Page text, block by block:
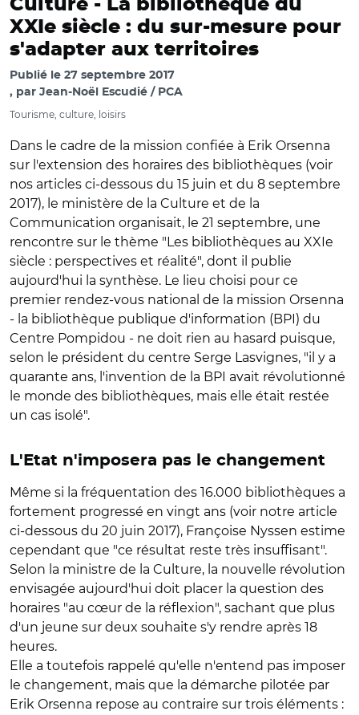
Culture - La bibliothèque du
XXIe siècle : du sur-mesure pour
s'adapter aux territoires
Publié le 27 septembre 2017
par Jean-Noël Escudié / PCA
Tourisme, culture, loisirs
Dans le cadre de la mission confiée à Erik Orsenna
sur l'extension des horaires des bibliothèques (voir
nos articles ci-dessous du 15 juin et du 8 septembre
2017), le ministère de la Culture et de la
Communication organisait, le 21 septembre, une
rencontre sur le thème "Les bibliothèques au XXIe
siècle : perspectives et réalité", dont il publie
aujourd'hui la synthèse. Le lieu choisi pour ce
premier rendez-vous national de la mission Orsenna
- la bibliothèque publique d'information (BPI) du
Centre Pompidou - ne doit rien au hasard puisque,
selon le président du centre Serge Lasvignes, "il y a
quarante ans, l'invention de la BPI avait révolutionné
le monde des bibliothèques, mais elle était restée
un cas isolé".
L'Etat n'imposera pas le changement
Même si la fréquentation des 16.000 bibliothèques a
fortement progressé en vingt ans (voir notre article
ci-dessous du 20 juin 2017), Françoise Nyssen estime
cependant que "ce résultat reste très insuffisant".
Selon la ministre de la Culture, la nouvelle révolution
envisagée aujourd'hui doit placer la question des
horaires "au cœur de la réflexion", sachant que plus
d'un jeune sur deux souhaite s'y rendre après 18
heures.
Elle a toutefois rappelé qu'elle n'entend pas imposer
le changement, mais que la démarche pilotée par
Erik Orsenna repose au contraire sur trois éléments :